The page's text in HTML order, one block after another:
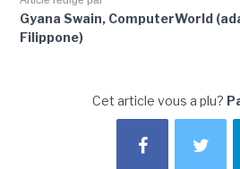
Gyana Swain, ComputerWorld
Filippone)
Cet article vous a plu?